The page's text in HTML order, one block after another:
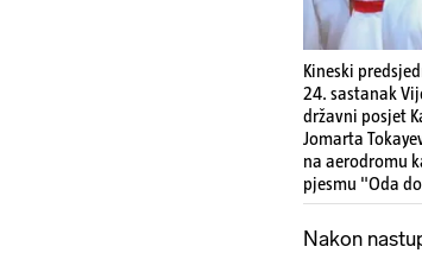
Kineski
24. sastanak
državni posjet
Jomarta
na aerodromu
pjesmu "Oda
Nakon